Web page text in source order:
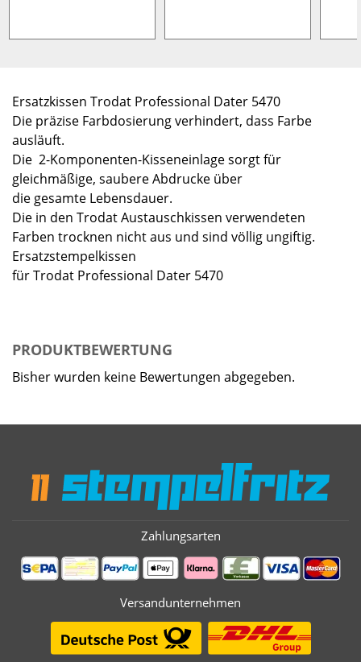
Ersatzkissen Trodat Professional Dater 5470
Die präzise Farbdosierung verhindert, dass Farbe
ausläuft.
Die 2-Komponenten-Kisseneinlage sorgt für
gleichmäßige, saubere Abdrucke über
die gesamte Lebensdauer.
Die in den Trodat Austauschkissen verwendeten
Farben trocknen nicht aus und sind völlig ungiftig.
Ersatzstempelkissen
für Trodat Professional Dater 5470
PRODUKTBEWERTUNG
Bisher wurden keine Bewertungen abgegeben.
Zahlungsarten
Versandunternehmen